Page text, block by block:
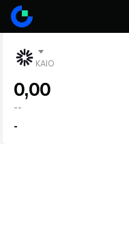
KAIO
0,00
--
-